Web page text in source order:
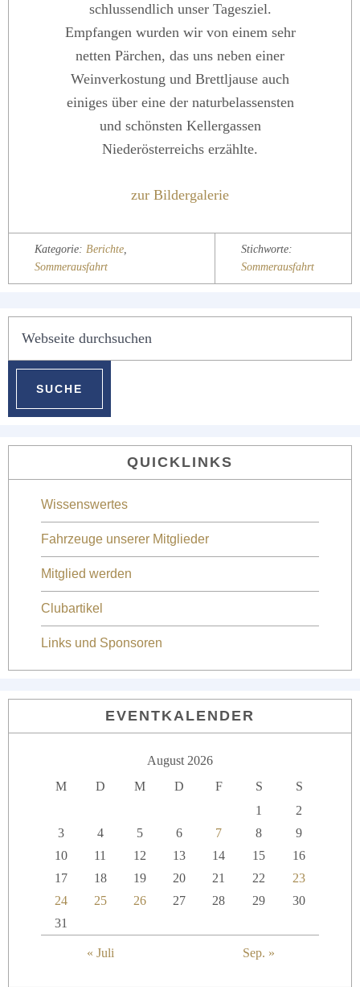
schlussendlich unser Tagesziel.
Empfangen wurden wir von einem sehr
netten Pärchen, das uns neben einer
Weinverkostung und Brettljause auch
einiges über eine der naturbelassensten
und schönsten Kellergassen
Niederösterreichs erzählte.
zur Bildergalerie
Kategorie: Berichte,
Sommerausfahrt
Stichworte:
Sommerausfahrt
SEITENSPALTE
durchsuchen
QUICKLINKS
Wissenswertes
Fahrzeuge unserer Mitglieder
Mitglied werden
Clubartikel
Links und Sponsoren
EVENTKALENDER
August 2026
M
D M D F S
S
1
2
3
4 5 6 7 8
9
10
11 12 13 14 15
16
17
18 19 20 21 22
23
24
25 26 27 28 29
30
31
« Juli Sep. »